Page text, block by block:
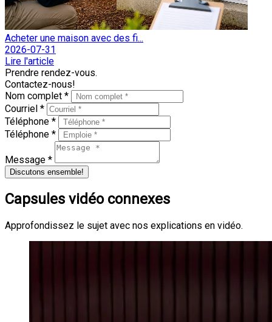
Acheter une maison avec des fi...
2026-07-31
Lire l'article
Prendre rendez-vous.
Contactez-nous!
Nom complet *
Courriel *
Téléphone *
Téléphone *
Message *
Discutons ensemble!
Capsules vidéo connexes
Approfondissez le sujet avec nos explications en vidéo.